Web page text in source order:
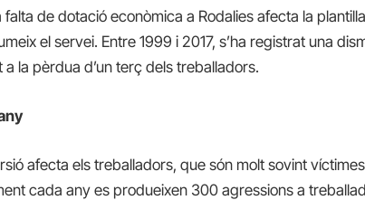
falta de dotació econòmica a Rodalies afecta la
el servei. Entre 1999 i 2017, s’ha registrat una
la pèrdua d’un terç dels treballadors.
afecta els treballadors, que són molt sovint
cada any es produeixen 300 agressions a